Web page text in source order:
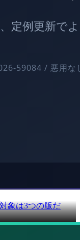
象は3つの版だ